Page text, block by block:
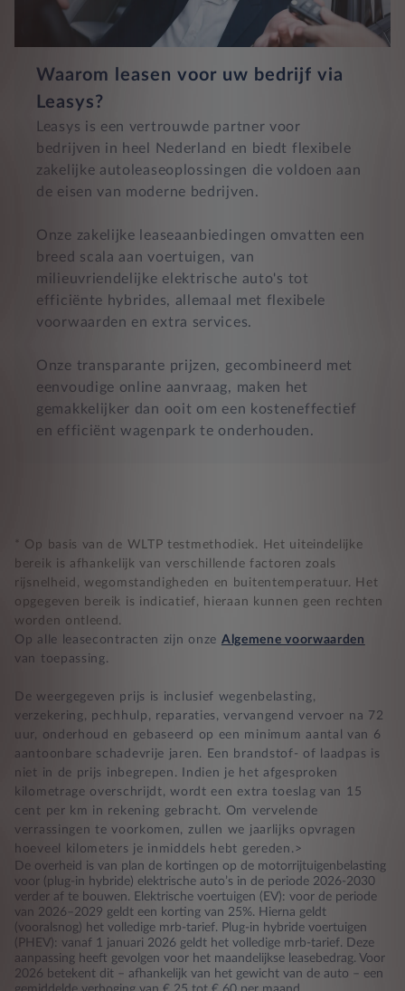
Waarom leasen voor uw bedrijf via
Leasys?
Leasys is een vertrouwde partner voor
bedrijven in heel Nederland en biedt flexibele
zakelijke autoleaseoplossingen die voldoen aan
de eisen van moderne bedrijven.
Onze zakelijke leaseaanbiedingen omvatten een
breed scala aan voertuigen, van
milieuvriendelijke elektrische auto's tot
efficiënte hybrides, allemaal met flexibele
voorwaarden en extra services.
Onze transparante prijzen, gecombineerd met
eenvoudige online aanvraag, maken het
gemakkelijker dan ooit om een kosteneffectief
en efficiënt wagenpark te onderhouden.
* Op basis van de WLTP testmethodiek. Het uiteindelijke
bereik is afhankelijk van verschillende factoren zoals
rijsnelheid, wegomstandigheden en buitentemperatuur. Het
opgegeven bereik is indicatief, hieraan kunnen geen rechten
worden ontleend.
Op alle leasecontracten zijn onze Algemene voorwaarden
van toepassing.
De weergegeven prijs is inclusief wegenbelasting,
verzekering, pechhulp, reparaties, vervangend vervoer na 72
uur, onderhoud en gebaseerd op een minimum aantal van 6
aantoonbare schadevrije jaren. Een brandstof- of laadpas is
niet in de prijs inbegrepen. Indien je het afgesproken
kilometrage overschrijdt, wordt een extra toeslag van 15
cent per km in rekening gebracht. Om vervelende
verrassingen te voorkomen, zullen we jaarlijks opvragen
hoeveel kilometers je inmiddels hebt gereden.>
De overheid is van plan de kortingen op de motorrijtuigenbelasting
voor (plug-in hybride) elektrische auto’s in de periode 2026-2030
verder af te bouwen. Elektrische voertuigen (EV): voor de periode
van 2026–2029 geldt een korting van 25%. Hierna geldt
(vooralsnog) het volledige mrb-tarief. Plug-in hybride voertuigen
(PHEV): vanaf 1 januari 2026 geldt het volledige mrb-tarief. Deze
aanpassing heeft gevolgen voor het maandelijkse leasebedrag. Voor
2026 betekent dit – afhankelijk van het gewicht van de auto – een